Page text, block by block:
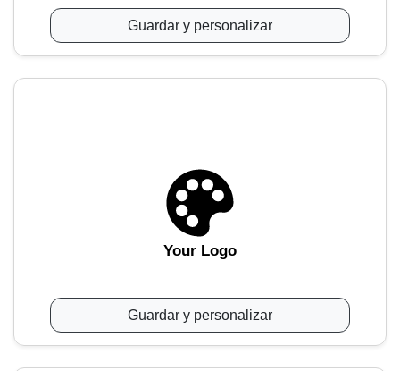
Guardar y personalizar
Your Logo
Guardar y personalizar